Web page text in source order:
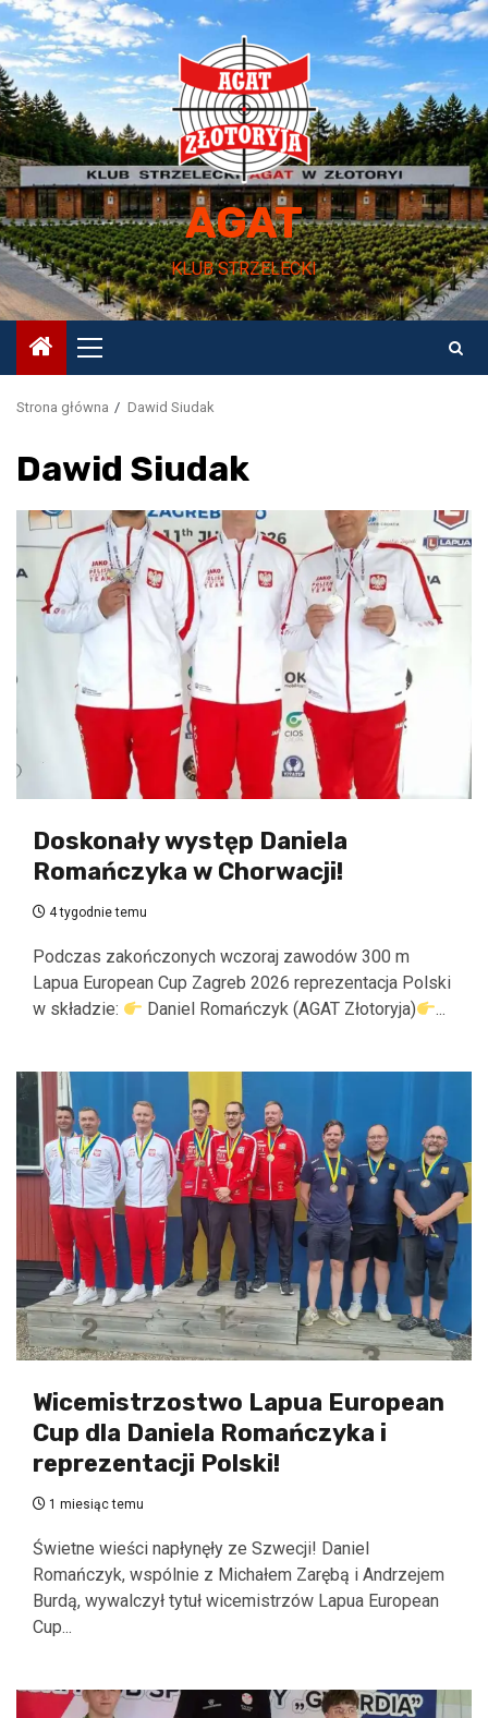
Przejdź
do
treści
AGAT
KLUB STRZELECKI
Menu
główne
Strona główna Dawid Siudak
Dawid Siudak
Doskonały występ Daniela
Romańczyka w Chorwacji!
4 tygodnie temu
Podczas zakończonych wczoraj zawodów 300 m
Lapua European Cup Zagreb 2026 reprezentacja Polski
w składzie:
Daniel Romańczyk (AGAT Złotoryja) ...
Wicemistrzostwo Lapua European
Cup dla Daniela Romańczyka i
reprezentacji Polski!
1 miesiąc temu
Świetne wieści napłynęły ze Szwecji! Daniel
Romańczyk, wspólnie z Michałem Zarębą i Andrzejem
Burdą, wywalczył tytuł wicemistrzów Lapua European
Cup...